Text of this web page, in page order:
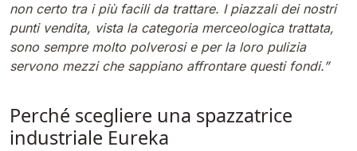
1100 mm 8800 m²/h
E110-R
non certo tra i più facili da trattare. I piazzali dei nostri
punti vendita, vista la categoria merceologica trattata,
sono sempre molto polverosi e per la loro pulizia
servono mezzi che sappiano affrontare questi fondi.”
Perché scegliere una spazzatrice
industriale Eureka